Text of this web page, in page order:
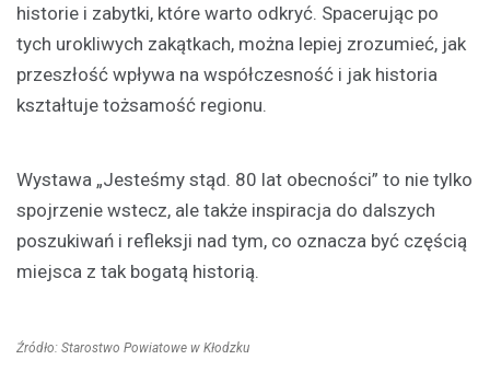
historie i zabytki, które warto odkryć. Spacerując po
tych urokliwych zakątkach, można lepiej zrozumieć, jak
przeszłość wpływa na współczesność i jak historia
kształtuje tożsamość regionu.
Wystawa „Jesteśmy stąd. 80 lat obecności” to nie tylko
spojrzenie wstecz, ale także inspiracja do dalszych
poszukiwań i refleksji nad tym, co oznacza być częścią
miejsca z tak bogatą historią.
Źródło: Starostwo Powiatowe w Kłodzku